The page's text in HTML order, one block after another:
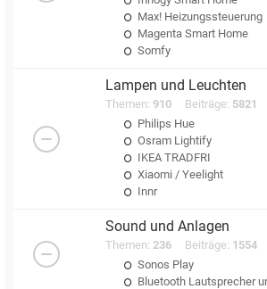
Max! Heizungssteuerung
Magenta Smart Home
Somfy
Lampen und Leuchten
Themen: 910 Beiträge: 5821
Philips Hue
Osram Lightify
IKEA TRADFRI
Xiaomi / Yeelight
Innr
Sound und Anlagen
Themen: 236 Beiträge: 1554
Sonos Play
Bluetooth Lautsprecher